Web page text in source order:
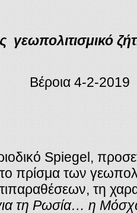
γεωπολιτισμικό
Βέροια 4-2-2019
Spiegel,
των
τη
τη Ρωσία… η